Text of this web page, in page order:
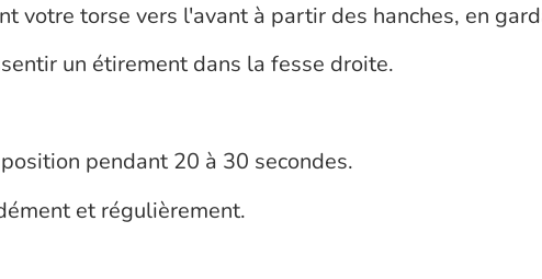
votre torse vers l'avant à partir des hanches, en
un étirement dans la fesse droite.
pendant 20 à 30 secondes.
et régulièrement.